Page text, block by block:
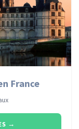
France
→